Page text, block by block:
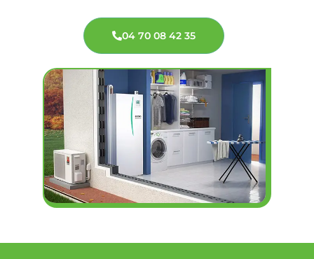
04 70 08 42 35